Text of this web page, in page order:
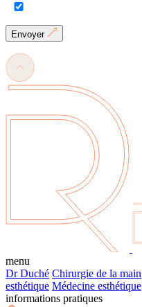
Envoyer
menu
Dr Duché Chirurgie de la main
esthétique Médecine esthétique
informations pratiques